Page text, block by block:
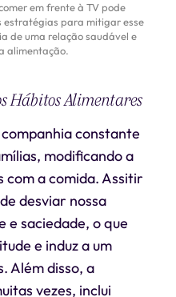
em frente à TV pode
estratégias para mitigar esse
de uma relação saudável e
alimentação.
Hábitos Alimentares
constante
modificando a
com a comida. Assitir
desviar nossa
e saciedade, o que
e induz a um
Além disso, a
vezes, inclui